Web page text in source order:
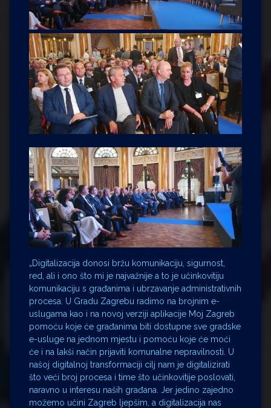
„Digitalizacija donosi bržu komunikaciju, sigurnost,
red, ali i ono što mi je najvažnije a to je učinkovitiju
komunikaciju s građanima i ubrzavanje administrativnih
procesa. U Gradu Zagrebu radimo na brojnim e-
uslugama kao i na novoj verziji aplikacije Moj Zagreb
pomoću koje će građanima biti dostupne sve gradske
e-usluge na jednom mjestu i pomoću koje će moći
će i na lakši način prijaviti komunalne nepravilnosti. U
našoj digitalnoj transformaciji cilj nam je digitalizirati
što veći broj procesa i time što učinkovitije poslovati,
naravno u interesu naših građana. Jer jedino zajedno
možemo učini Zagreb ljepšim, a digitalizacija nas